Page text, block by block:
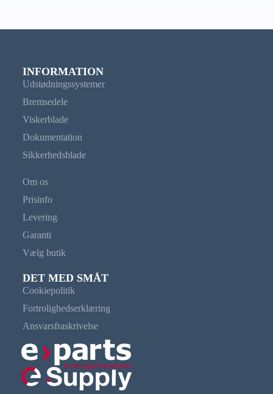
INFORMATION
Udstødningssystemer
Bremsedele
Viskerblade
Dokumentation
Sikkerhedsblade
Om os
Prisinfo
Levering
Garanti
Vælg butik
DET MED SMÅT
Cookiepolitik
Fortrolighedserklæring
Ansvarsfraskrivelse